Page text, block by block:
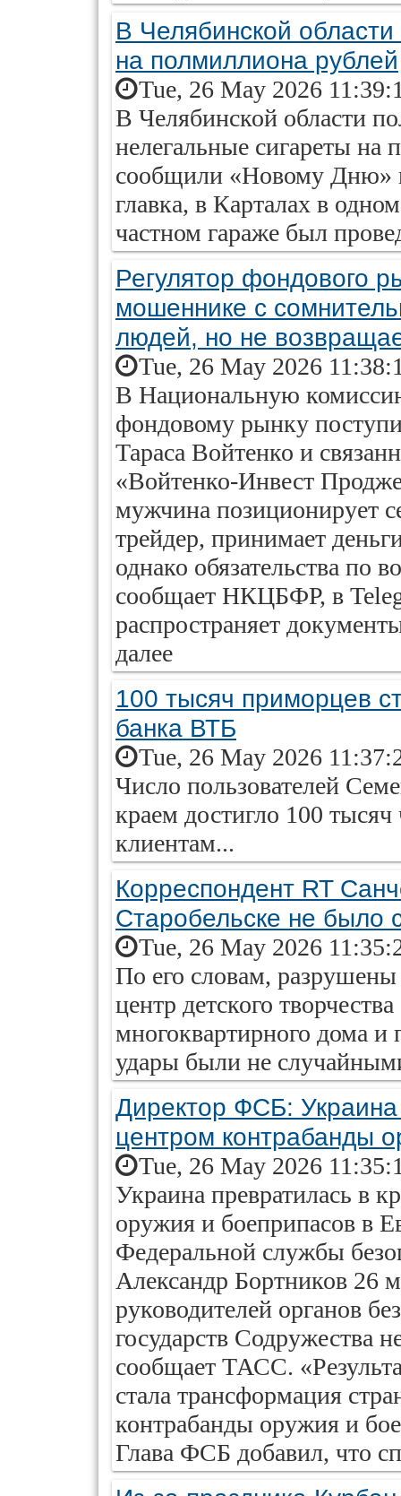
В Челябинской
на полмиллиона рублей
Tue, 26 May 2026
В Челябинской области
нелегальные сигареты на
сообщили «Новому Дню»
главка, в Карталах в
частном гараже был
Регулятор фондового
мошеннике с
людей, но не
Tue, 26 May 2026
В Национальную
фондовому рынку
Тараса Войтенко и
«Войтенко-Инвест
мужчина позиционирует
трейдер, принимает
однако обязательства по
сообщает НКЦБФР, в
распространяет
далее
100 тысяч приморцев
банка ВТБ
Tue, 26 May 2026
Число пользователей
краем достигло 100
клиентам...
Корреспондент RT
Старобельске не было
Tue, 26 May 2026
По его словам, разрушены
центр детского
многоквартирного дома
удары были не
Директор ФСБ:
центром контрабанды
Tue, 26 May 2026
Украина превратилась в
оружия и боеприпасов в
Федеральной службы
Александр Бортников 26
руководителей органов
государств Содружества
сообщает ТАСС.
стала трансформация
контрабанды оружия и
Глава ФСБ добавил, что